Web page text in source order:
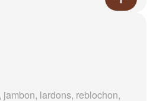
lardons, reblochon,